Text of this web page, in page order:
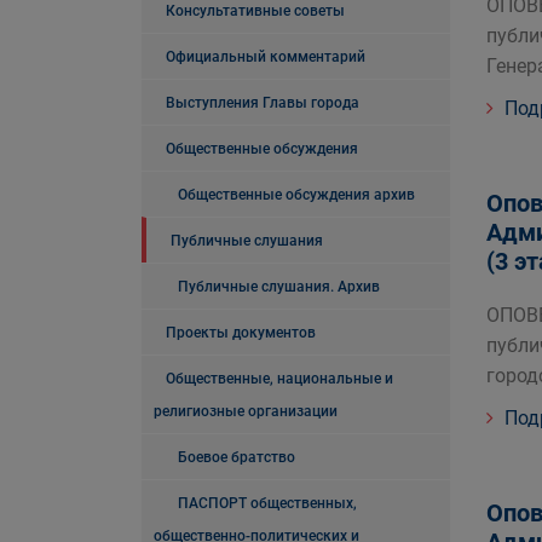
Консультативные советы
Официальный комментарий
Выступления Главы города
Общественные обсуждения
Общественные обсуждения архив
Публичные слушания
Публичные слушания. Архив
Проекты документов
Общественные, национальные и
религиозные организации
Боевое братство
ПАСПОРТ общественных,
общественно-политических и
(3